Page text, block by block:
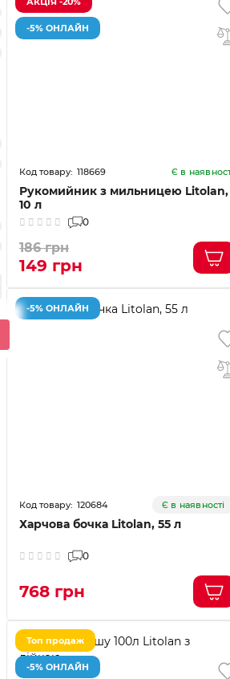
-5% ОНЛАЙН
118669 Є в
Рукомийник з мильницею Litolan,
10 л
0
186 грн
149 грн
-5% ОНЛАЙН
120684 Є в наявності
Харчова бочка Litolan, 55 л
0
768 грн
Топ продаж
-5% ОНЛАЙН